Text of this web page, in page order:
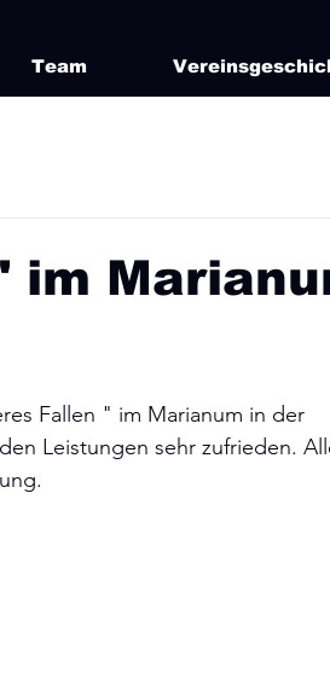
Team
im
Fallen " im Marianum in der
Leistungen sehr zufrieden.